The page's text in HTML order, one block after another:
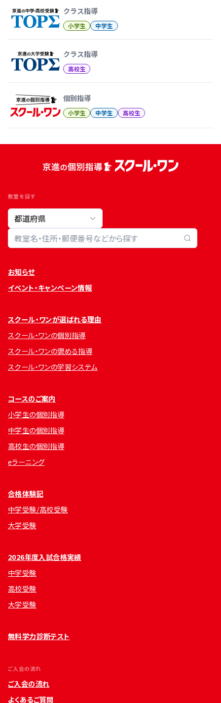
クラス指導
小学生 中学生
クラス指導
高校生
個別指導
小学生 中学生 高校生
教室を探す
教室検索
お知らせ
イベント・キャンペーン情報
スクール・ワンが選ばれる理由
スクール・ワンの個別指導
スクール・ワンの褒める指導
スクール・ワンの学習システム
コースのご案内
小学生の個別指導
中学生の個別指導
高校生の個別指導
eラーニング
合格体験記
中学受験/高校受験
大学受験
2026年度入試合格実績
中学受験
高校受験
大学受験
無料学力診断テスト
ご入会の流れ
ご入会の流れ
よくあるご質問